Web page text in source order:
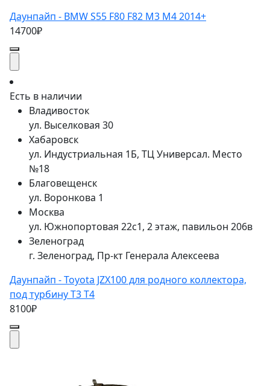
Даунпайп - BMW S55 F80 F82 M3 M4 2014+
14700₽
Есть в наличии
Владивосток
ул. Выселковая 30
Хабаровск
ул. Индустриальная 1Б, ТЦ Универсал. Место
№18
Благовещенск
ул. Воронкова 1
Москва
ул. Южнопортовая 22с1, 2 этаж, павильон 206в
Зеленоград
г. Зеленоград, Пр-кт Генерала Алексеева
Даунпайп - Toyota JZX100 для родного коллектора,
под турбину Т3 Т4
8100₽